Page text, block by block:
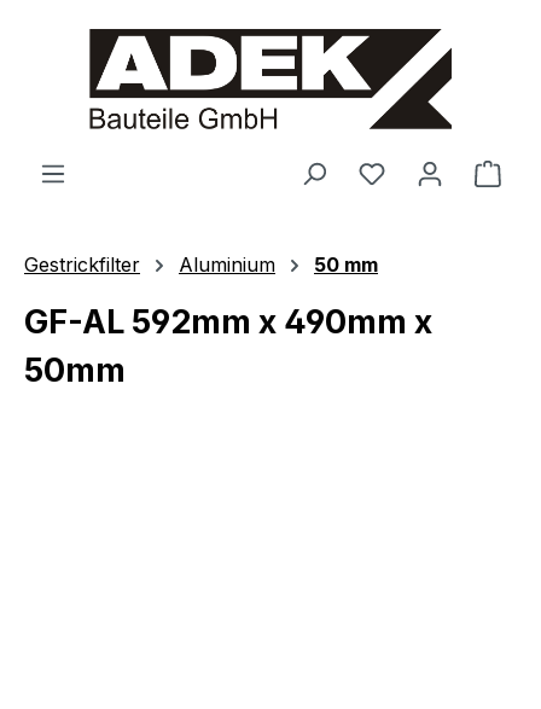
springen
Gestrickfilter Aluminium 50 mm
GF-AL 592mm x 490mm x
50mm